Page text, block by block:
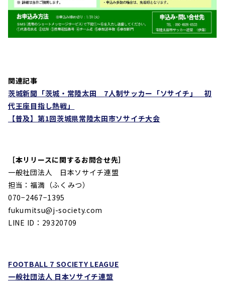
関連記事
茨城新聞「茨城・常陸太田 7人制サッカー「ソサイチ」 初
代王座目指し熱戦」
【普及】第1回茨城県常陸太田市ソサイチ大会
［本リリースに関するお問合せ先］
一般社団法人 日本ソサイチ連盟
担当：福満（ふくみつ）
070−2467−1395
fukumitsu@j-society.com
LINE ID：29320709
FOOTBALL 7 SOCIETY LEAGUE
一般社団法人 日本ソサイチ連盟